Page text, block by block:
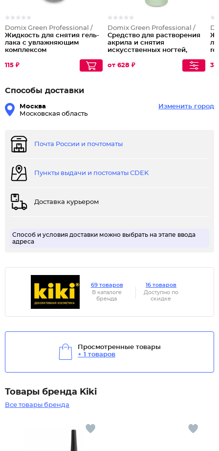
Domix Green Professional /
Жидкость для снятия гель-
лака с увлажняющим
комплексом
115 ₽
Domix Green Professional /
Средство для растворения
акрила и снятия
искусственных ногтей,
Remover
от 628 ₽
Способы доставки
Москва
Московская область
Изменить город
Почта России и почтоматы
Пункты выдачи и постоматы CDEK
Доставка курьером
Способ и условия доставки можно выбрать на этапе ввода
адреса
69 товаров
В каталоге
бренда
16 товаров
Доступно по
скидке
Просмотренные товары
+ 1 товаров
Товары бренда Kiki
Все товары бренда